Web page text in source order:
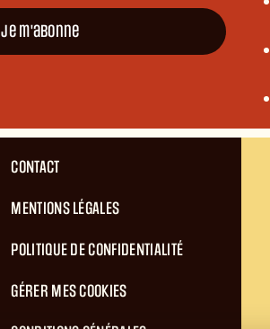
Je m'abonne
CONTACT
MENTIONS LÉGALES
POLITIQUE DE CONFIDENTIALITÉ
GÉRER MES COOKIES